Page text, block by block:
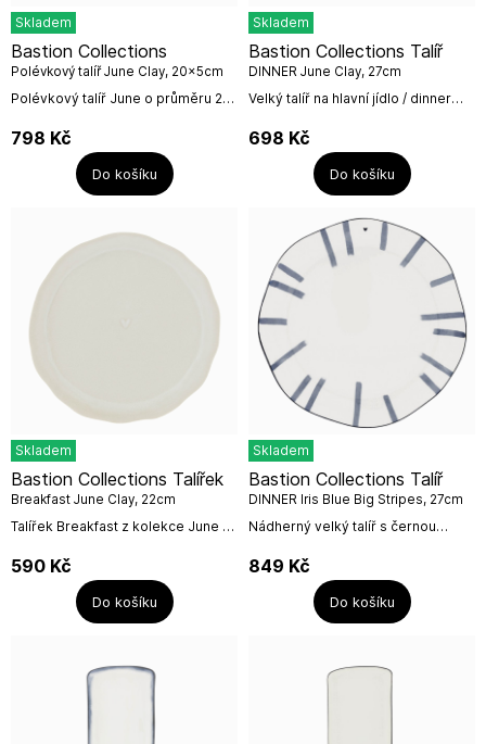
Skladem
Polévkový talíř June o průměru 20
kombinovat s velkým jídelním
talířem June a
miskami.Nadčasová...
Bastion Collections
Polévkový talíř June Clay, 20x5cm
798 Kč
Do košíku
Skladem
Velký talíř na hlavní jídlo / dinner
nadčasové kolekce June s
glazurou v barvě jílové / clay. Barvy
je jemná,...
Bastion Collections Talíř
DINNER June Clay, 27cm
698 Kč
Do košíku
Skladem
Talířek Breakfast z kolekce June v
malé vymačkané srdce uprostřed,
od Bastion Collections.Barva...
Bastion Collections Talířek
Breakfast June Clay, 22cm
590 Kč
Do košíku
Skladem
Nádherný velký talíř s černou
srdíčkem a nepravidelnými
modrými pásky z kolekce IRIS
BLUE, kombinujte s...
Bastion Collections Talíř
DINNER Iris Blue Big Stripes, 27cm
849 Kč
Do košíku